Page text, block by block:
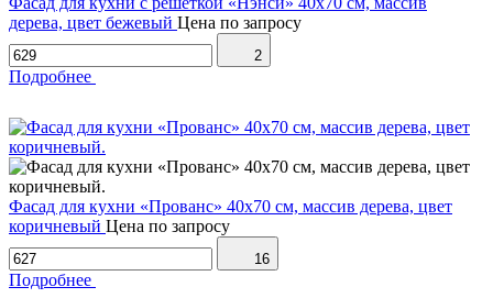
дерева, цвет бежевый Цена по запросу
2
Подробнее
Фасад для кухни «Прованс» 40х70 см, массив дерева, цвет
коричневый Цена по запросу
16
Подробнее